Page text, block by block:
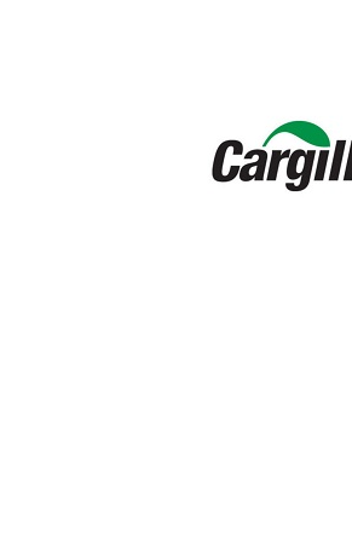
al Dr. Fabio y
bienvenida a
Palmas del Cesar
homenaje al Dr. Fabio
su etapa de pensión